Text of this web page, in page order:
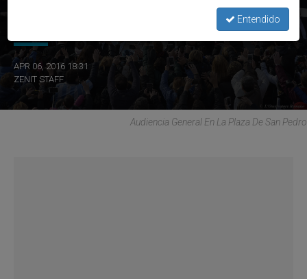
APR 06, 2016 18:31
ZENIT STAFF
Audiencia General En La Plaza De San Pedro
Entendido